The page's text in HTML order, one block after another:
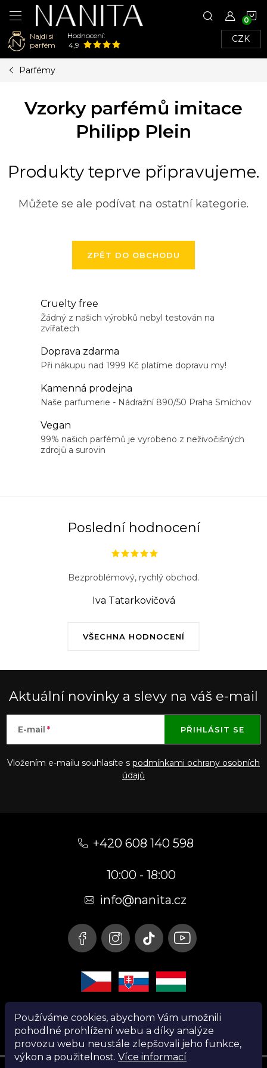
Používáme cookies, abychom Vám umožnili
pohodlné prohlížení webu a díky analýze
provozu webu neustále zlepšovali jeho funkce,
výkon a použitelnost. Více informací
Najdi si
parfém
Hodnocení:
4,9
CZK
Parfémy
Vzorky parfémů imitace
Philipp Plein
Produkty teprve připravujeme.
Můžete se ale podívat na ostatní kategorie.
ZPĚT DO OBCHODU
Cruelty free
Žádný z našich výrobků nebyl testován na
zvířatech
Doprava zdarma
Při nákupu nad 1999 Kč platíme dopravu my!
Kamenná prodejna
Naše parfumerie - Nádražní 890/50 Praha Smíchov
Vegan
99% našich parfémů je vyrobeno z neživočišných
zdrojů a surovin
Poslední hodnocení
VŠECHNA HODNOCENÍ
Bezproblémový, rychlý obchod.
Iva Tatarkovičová
Aktuální novinky a slevy na váš e-mail
E-mail
Vložením e-mailu souhlasíte s podmínkami ochrany osobních
údajů
PŘIHLÁSIT SE
+420 608 140 598
10:00 - 18:00
info@nanita.cz